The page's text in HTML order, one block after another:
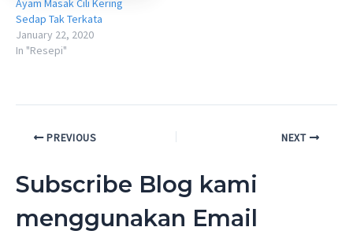
Ayam Masak Cili Kering
Sedap Tak Terkata
January 22, 2020
In "Resepi"
Post PREVIOUS NEXT
Subscribe Blog kami
menggunakan Email